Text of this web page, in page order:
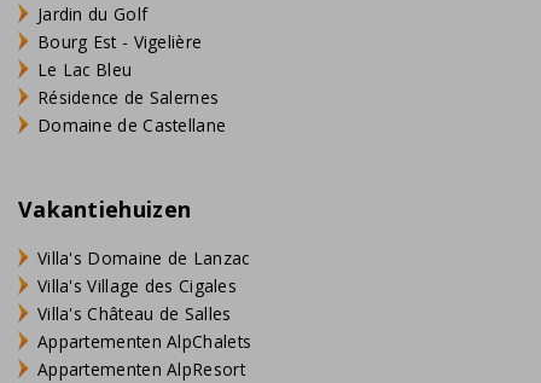
Jardin du Golf
Bourg Est - Vigelière
Le Lac Bleu
Résidence de Salernes
Domaine de Castellane
Vakantiehuizen
Villa's Domaine de Lanzac
Villa's Village des Cigales
Villa's Château de Salles
Appartementen AlpChalets
Appartementen AlpResort